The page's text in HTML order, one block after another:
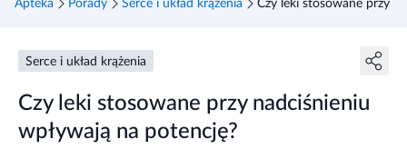
Apteka Porady Serce i układ krążenia Czy leki stosowane przy
Serce i układ krążenia
Czy leki stosowane przy nadciśnieniu
wpływają na potencję?